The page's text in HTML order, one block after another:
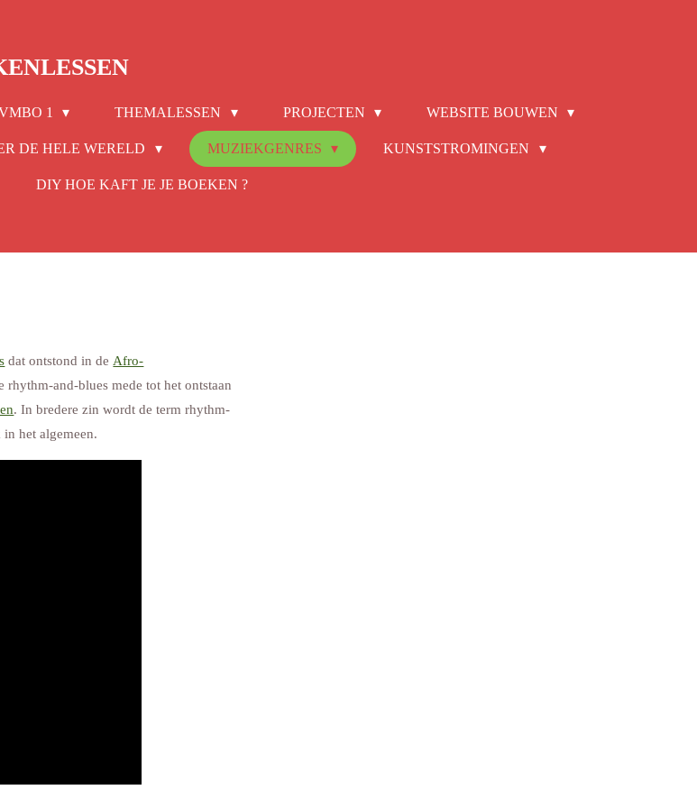
1 THEMALESSEN PROJECTEN WEBSITE BOUWEN
DE HELE WERELD MUZIEKGENRES KUNSTSTROMINGEN
DIY HOE KAFT JE JE BOEKEN ?
dat ontstond in de Afro-
and-blues mede tot het ontstaan
. In bredere zin wordt de term rhythm-
het algemeen.